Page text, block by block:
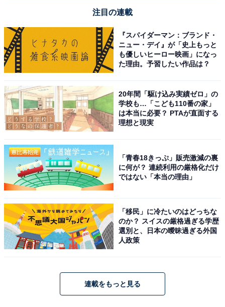
注目の連載
『スパイダーマン：ブランド・
ニュー・デイ』が「史上もっと
も優しいヒーロー映画」になっ
た理由。予習したい作品は？
20年間「駆け込み実績ゼロ」の
学校も…「こども110番の家」
は本当に必要？ PTAが直面する
理想と現実
「青春18きっぷ」販売激減の裏
に何が？ 連続利用の厳格化だけ
ではない「本当の理由」
「移民」に冷たいのはどっちな
のか？ スイスの厳格過ぎる学歴
選別と、日本の曖昧過ぎる外国
人政策
連載をもっと見る